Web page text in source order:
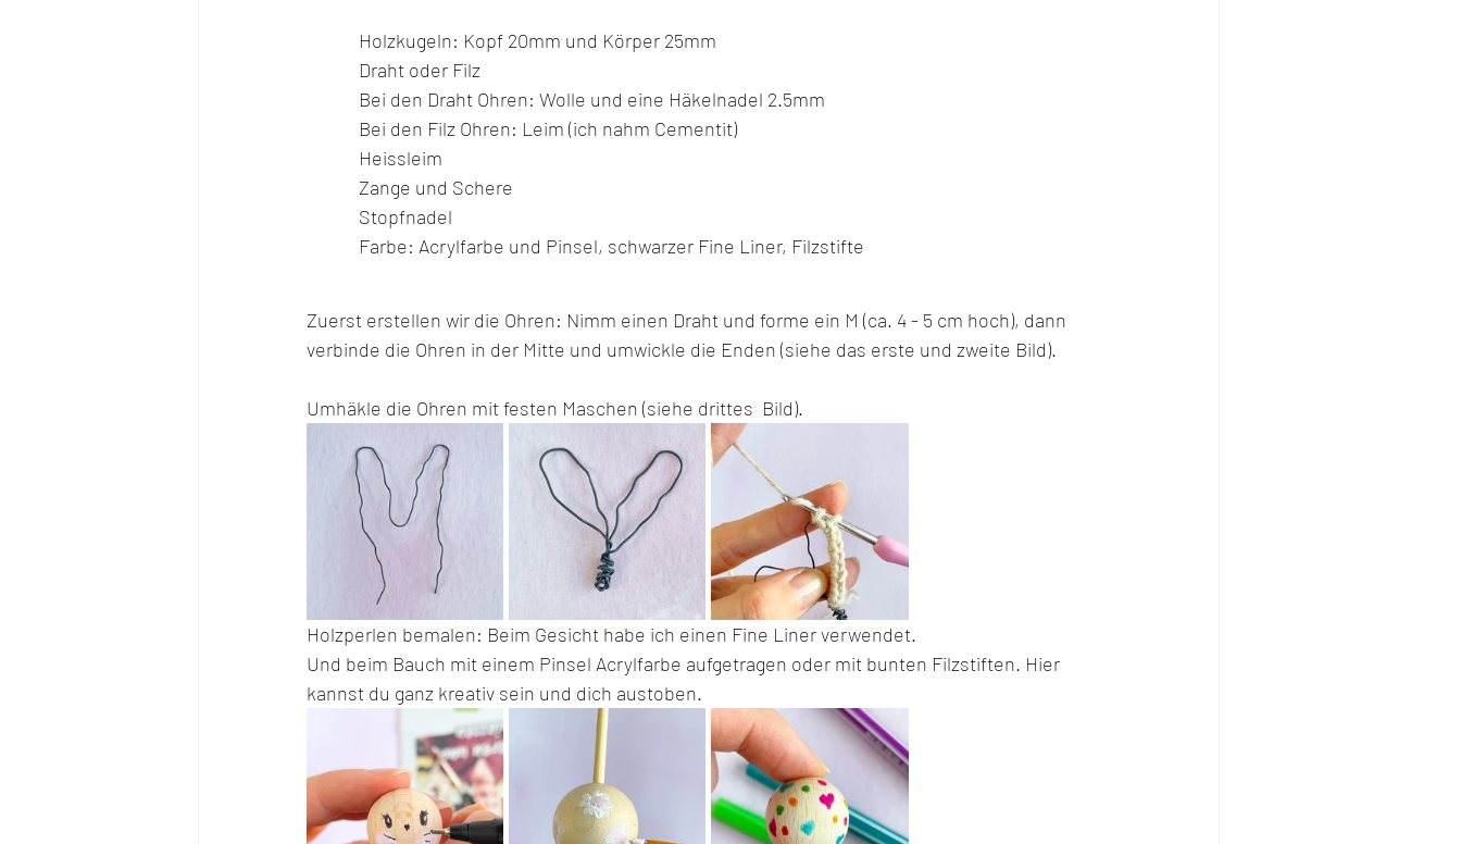
Holzkugeln: Kopf 20mm und Körper 25mm
Draht oder Filz
Bei den Draht Ohren: Wolle und eine Häkelnadel 2.5mm
Bei den Filz Ohren: Leim (ich nahm Cementit)
Heissleim
Zange und Schere
Stopfnadel
Farbe: Acrylfarbe und Pinsel, schwarzer Fine Liner, Filzstifte
Zuerst erstellen wir die Ohren: Nimm einen Draht und forme ein M (ca. 4 - 5 cm hoch), dann
verbinde die Ohren in der Mitte und umwickle die Enden (siehe das erste und zweite Bild).
Umhäkle die Ohren mit festen Maschen (siehe drittes  Bild).
Holzperlen bemalen: Beim Gesicht habe ich einen Fine Liner verwendet.
Und beim Bauch mit einem Pinsel Acrylfarbe aufgetragen oder mit bunten Filzstiften. Hier
kannst du ganz kreativ sein und dich austoben.